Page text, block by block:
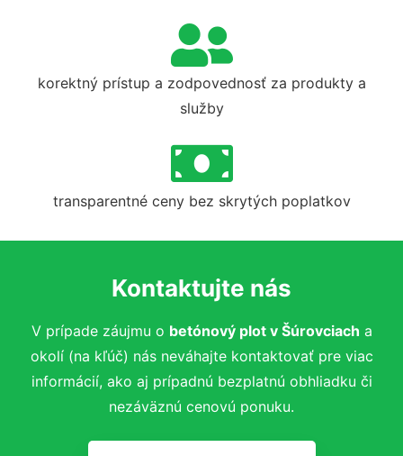
korektný prístup a zodpovednosť za produkty a
služby
transparentné ceny bez skrytých poplatkov
Kontaktujte nás
V prípade záujmu o betónový plotv Šúrovciach a
okolí (na kľúč) nás neváhajte kontaktovať pre viac
informácií, ako aj prípadnú bezplatnú obhliadku či
nezáväznú cenovú ponuku.